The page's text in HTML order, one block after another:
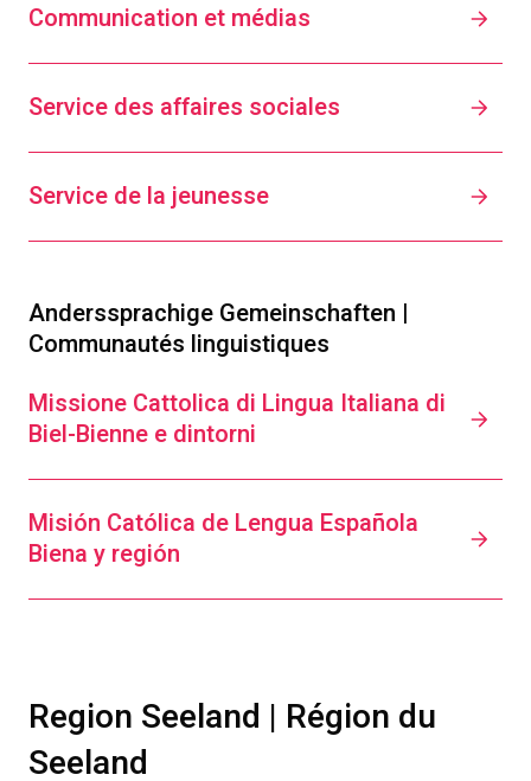
Communication et médias
Service des affaires sociales
Service de la jeunesse
Anderssprachige Gemeinschaften |
Communautés linguistiques
Missione Cattolica di Lingua Italiana di
Biel-Bienne e dintorni
Misión Católica de Lengua Española
Biena y región
Region Seeland | Région du
Seeland